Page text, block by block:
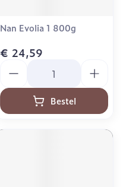
Nan Evolia 1 800g
€ 24,59
Bestel